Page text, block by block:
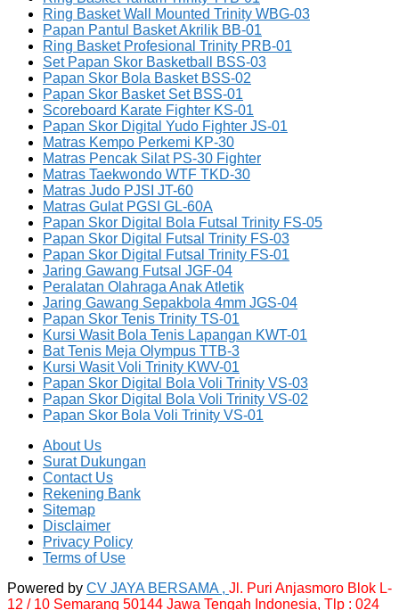
Ring Basket Wall Mounted Trinity WBG-03
Papan Pantul Basket Akrilik BB-01
Ring Basket Profesional Trinity PRB-01
Set Papan Skor Basketball BSS-03
Papan Skor Bola Basket BSS-02
Papan Skor Basket Set BSS-01
Scoreboard Karate Fighter KS-01
Papan Skor Digital Yudo Fighter JS-01
Matras Kempo Perkemi KP-30
Matras Pencak Silat PS-30 Fighter
Matras Taekwondo WTF TKD-30
Matras Judo PJSI JT-60
Matras Gulat PGSI GL-60A
Papan Skor Digital Bola Futsal Trinity FS-05
Papan Skor Digital Futsal Trinity FS-03
Papan Skor Digital Futsal Trinity FS-01
Jaring Gawang Futsal JGF-04
Peralatan Olahraga Anak Atletik
Jaring Gawang Sepakbola 4mm JGS-04
Papan Skor Tenis Trinity TS-01
Kursi Wasit Bola Tenis Lapangan KWT-01
Bat Tenis Meja Olympus TTB-3
Kursi Wasit Voli Trinity KWV-01
Papan Skor Digital Bola Voli Trinity VS-03
Papan Skor Digital Bola Voli Trinity VS-02
Papan Skor Bola Voli Trinity VS-01
About Us
Surat Dukungan
Contact Us
Rekening Bank
Sitemap
Disclaimer
Privacy Policy
Terms of Use
Powered by CV JAYA BERSAMA , Jl. Puri Anjasmoro Blok L-
12 / 10 Semarang 50144 Jawa Tengah Indonesia, Tlp : 024